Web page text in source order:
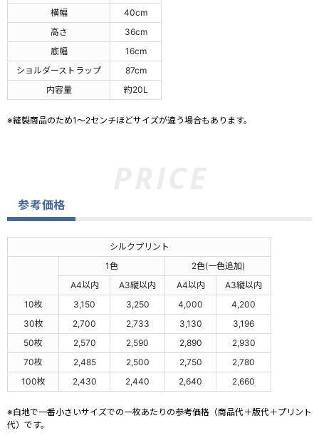
横幅
40cm
高さ
36cm
底幅
16cm
ショルダーストラップ
87cm
内容量
約20L
※縫製商品のため1～2センチほどサイズが違う場合もあります。
参考価格
シルクプリント
1色
2色(一色追加)
A4以内
A3縦以内 A4以内
A3縦以内
10枚
3,150 3,250 4,000
4,200
30枚
2,700 2,733 3,130
3,196
50枚
2,570 2,590 2,890
2,930
70枚
2,485 2,500 2,750
2,780
100枚
2,430 2,440 2,640 2,660
※白地で一番小さいサイズでの一枚あたりの参考価格（商品代＋版代＋プリント
代）です。